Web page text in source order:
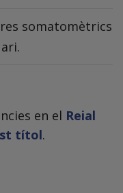
somatomètrics
en el Reial
títol.